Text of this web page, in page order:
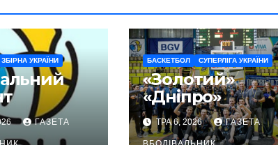
ЗБІРНА УКРАЇНИ
ГАЗЕТА
БАСКЕТБОЛ СУПЕРЛІГА УКРАЇНИ
«Золотий»
«Дніпро»
ТРА 6, 2026 ГАЗЕТА